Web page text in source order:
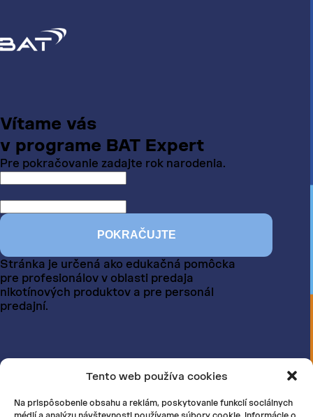
Tento web používa cookies
Na prispôsobenie obsahu a reklám, poskytovanie funkcií sociálnych
Vítame vás
v programe BAT Expert
Pre pokračovanie zadajte rok narodenia.
POKRAČUJTE
Stránka je určená ako edukačná pomôcka
pre profesionálov v oblasti predaja
nikotínových produktov a pre personál
predajní.